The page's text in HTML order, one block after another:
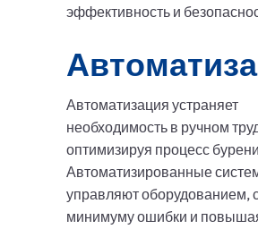
эффективность и
Автоматизация устраняет
необходимость в ручном
оптимизируя процесс
Автоматизированные
управляют оборудованием,
минимуму ошибки и